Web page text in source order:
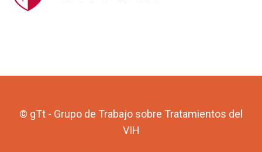
© gTt - Grupo de Trabajo sobre Tratamientos del
VIH